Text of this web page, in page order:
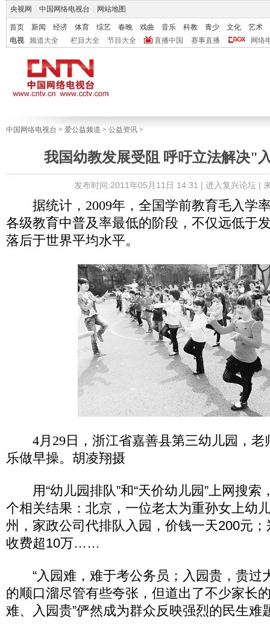
央视网 中国网络电视台 网站地图
首页 新闻 经济 体育 综艺 春晚 戏曲 音乐 科教 青少 文化
艺术
电视
频道大全 栏目大全 节目大全 直播中国 赛事直播 网络
中国网络电视台 > 爱公益频道 > 公益资讯 >
我国幼教发展受阻 呼吁立法解决"
发布时间:2011年05月11日 14:31 | 进入复兴论坛|
据统计，2009年，全国学前教育毛入学
各级教育中普及率最低的阶段，不仅远低于
落后于世界平均水平。
4月29日，浙江省嘉善县第三幼儿园，
乐做早操。胡凌翔摄
用“幼儿园排队”和“天价幼儿园”上网搜索
个相关结果：北京，一位老太为重孙女上幼
州，家政公司代排队入园，价钱一天200元
收费超10万……
“入园难，难于考公务员；入园贵，贵过
的顺口溜尽管有些夸张，但道出了不少家长
难、入园贵”俨然成为群众反映强烈的民生难